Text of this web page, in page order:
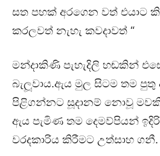
සත පහක් අරගෙන වත් එයාට
කරලවත් නැහැ කවදාවත් “
මන්දාකිණි පැහැදිලි හඬකින්
බැලූවාය.ඇය මුල සිටම තම පුතු
පිළිගන්නට සූදානම් නොවූ
ඇය පැමිණ තම දෙමව්පියන්
වරදකාරිය කිරීමට උත්සාහ ගනී.